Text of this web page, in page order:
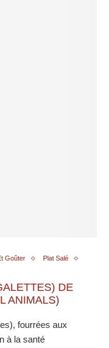
Goûter
Plat Salé
DE
ANIMALS)
fourrées aux
à la santé